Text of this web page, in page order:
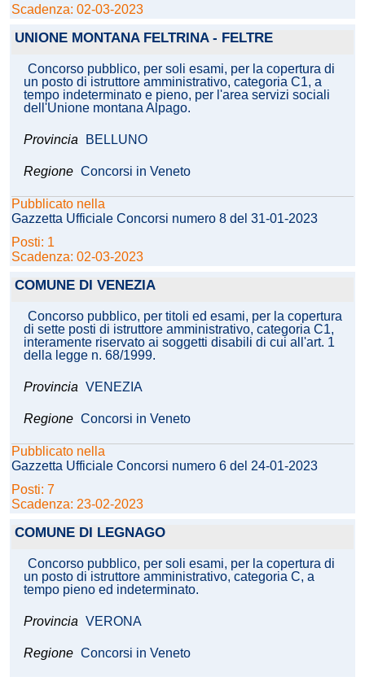
Scadenza: 02-03-2023
UNIONE MONTANA FELTRINA - FELTRE
Concorso pubblico, per soli esami, per la copertura di
un posto di istruttore amministrativo, categoria C1, a
tempo indeterminato e pieno, per l'area servizi sociali
dell'Unione montana Alpago.
Provincia BELLUNO
Regione Concorsi in Veneto
Pubblicato nella
Gazzetta Ufficiale Concorsi numero 8 del 31-01-2023
Posti: 1
Scadenza: 02-03-2023
COMUNE DI VENEZIA
Concorso pubblico, per titoli ed esami, per la copertura
di sette posti di istruttore amministrativo, categoria C1,
interamente riservato ai soggetti disabili di cui all'art. 1
della legge n. 68/1999.
Provincia VENEZIA
Regione Concorsi in Veneto
Pubblicato nella
Gazzetta Ufficiale Concorsi numero 6 del 24-01-2023
Posti: 7
Scadenza: 23-02-2023
COMUNE DI LEGNAGO
Concorso pubblico, per soli esami, per la copertura di
un posto di istruttore amministrativo, categoria C, a
tempo pieno ed indeterminato.
Provincia VERONA
Regione Concorsi in Veneto